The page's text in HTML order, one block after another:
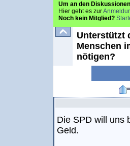
Um an den
Hier geht es zur
Noch kein Mitglied?
Unterstützt
Menschen
nötigen?
Die SPD will uns
Geld.